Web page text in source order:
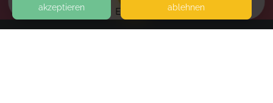
EVENTS
akzeptieren
ablehnen